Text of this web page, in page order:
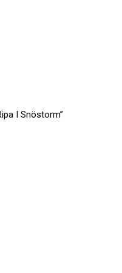
I Snöstorm”